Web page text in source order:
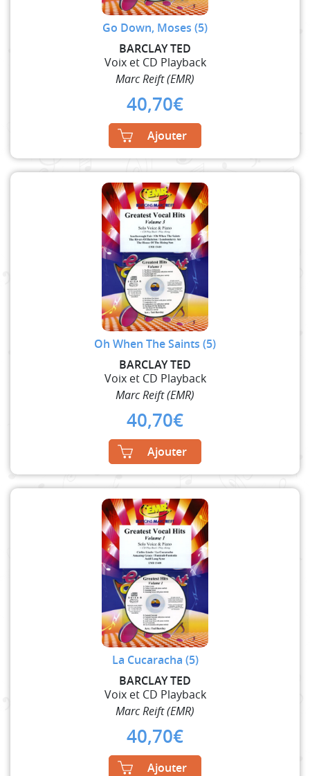
Go Down, Moses (5)
BARCLAY TED
Voix et CD Playback
Marc Reift (EMR)
40,70€
Ajouter
Oh When The Saints (5)
BARCLAY TED
Voix et CD Playback
Marc Reift (EMR)
40,70€
Ajouter
La Cucaracha (5)
BARCLAY TED
Voix et CD Playback
Marc Reift (EMR)
40,70€
Ajouter